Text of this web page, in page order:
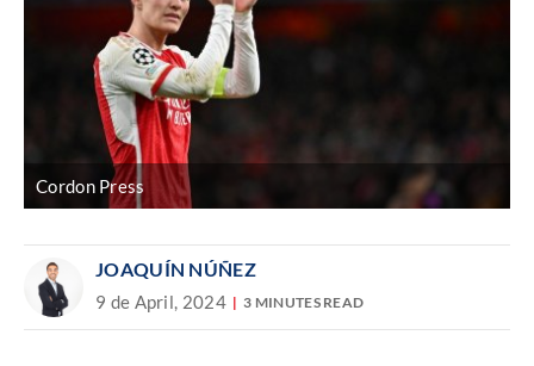
Cordon Press
JOAQUÍN NÚÑEZ
9 de April, 2024 3 MINUTES READ